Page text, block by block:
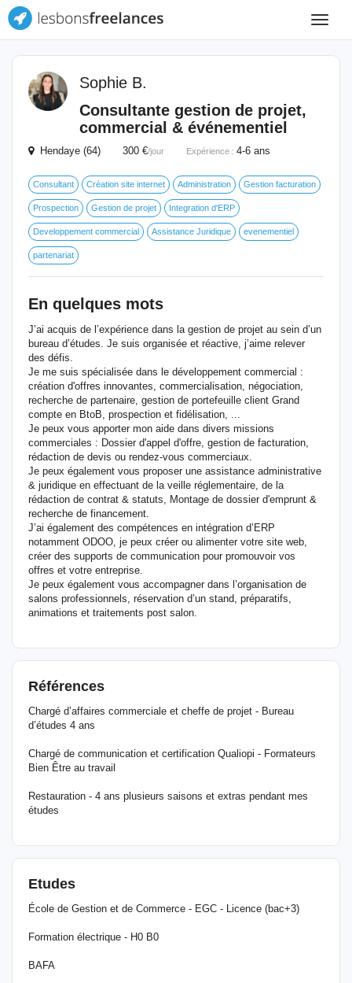
Toggle
Sophie B.
Consultante gestion de projet,
commercial & événementiel
Hendaye (64) 300 €/jour Expérience : 4-6 ans
Consultant Création site internet Administration Gestion facturation
Prospection Gestion de projet Integration d'ERP
Developpement commercial Assistance Juridique evenementiel
partenariat
En quelques mots
J’ai acquis de l’expérience dans la gestion de projet au sein d’un
bureau d’études. Je suis organisée et réactive, j’aime relever
des défis.
Je me suis spécialisée dans le développement commercial :
création d'offres innovantes, commercialisation, négociation,
recherche de partenaire, gestion de portefeuille client Grand
compte en BtoB, prospection et fidélisation, ...
Je peux vous apporter mon aide dans divers missions
commerciales : Dossier d'appel d'offre, gestion de facturation,
rédaction de devis ou rendez-vous commerciaux.
Je peux également vous proposer une assistance administrative
& juridique en effectuant de la veille réglementaire, de la
rédaction de contrat & statuts, Montage de dossier d'emprunt &
recherche de financement.
J’ai également des compétences en intégration d’ERP
notamment ODOO, je peux créer ou alimenter votre site web,
créer des supports de communication pour promouvoir vos
offres et votre entreprise.
Je peux également vous accompagner dans l’organisation de
salons professionnels, réservation d’un stand, préparatifs,
animations et traitements post salon.
Références
Chargé d’affaires commerciale et cheffe de projet - Bureau
d’études 4 ans
Chargé de communication et certification Qualiopi - Formateurs
Bien Être au travail
Restauration - 4 ans plusieurs saisons et extras pendant mes
études
Etudes
École de Gestion et de Commerce - EGC - Licence (bac+3)
Formation électrique - H0 B0
BAFA